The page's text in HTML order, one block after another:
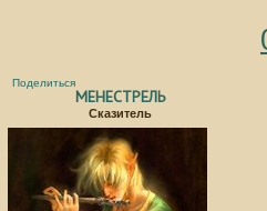
Поделиться
МЕНЕСТРЕЛЬ
Сказитель